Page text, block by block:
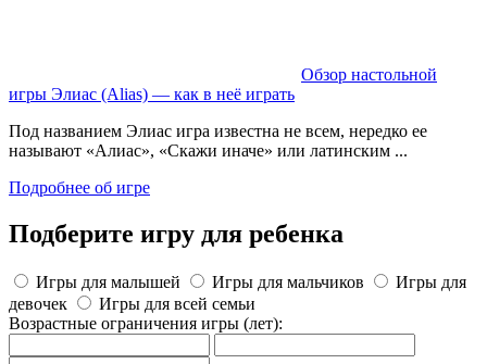
Обзор настольной
игры Элиас (Alias) — как в неё играть
Под названием Элиас игра известна не всем, нередко ее
называют «Алиас», «Скажи иначе» или латинским ...
Подробнее об игре
Подберите игру для ребенка
Игры для малышей Игры для мальчиков
Игры для
девочек
Игры для всей семьи
Возрастные ограничения игры (лет):